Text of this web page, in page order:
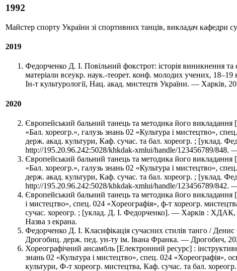
1992
Майстер спорту України зі спортивних танців, викладач кафедри
2019
Федорченко Д. І. Повільний фокстрот: історія виникнення та
матеріали всеукр. наук.-теорет. конф. молодих учених,
Ін-т культурології, Нац. акад. мистецтв України. — Харків,
2020
Європейський бальний танець та методика його викладання
«Бал. хореогр.», галузь знань 02 «Культура і мистецтво»,
держ. акад. культури, Каф. сучас. та бал. хореогр. ;
http://195.20.96.242:5028/khkdak-xmlui/handle/123456789/848.
Європейський бальний танець та методика його викладання
«Бал. хореогр.», галузь знань 02 «Культура і мистецтво»,
держ. акад. культури, Каф. сучас. та бал. хореогр. ;
http://195.20.96.242:5028/khkdak-xmlui/handle/123456789/842.
Європейський бальний танець та методика його викладання
і мистецтво», спец. 024 «Хореографія», ф-т хореогр.
сучас. хореогр. ; [уклад. Д. І. Федорченко]. — Харків :
Назва з екрана.
Федорченко Д. І. Класифікація сучасних стилів танго /
Дрогобиц. держ. пед. ун-ту ім. Івана Франка. — Дрогобич,
Хореографічний ансамбль [Електронний ресурс] :
знань 02 «Культура і мистецтво», спец. 024 «Хореографія»,
культури, Ф-т хореогр. мистецтва, Каф. сучас. та бал.